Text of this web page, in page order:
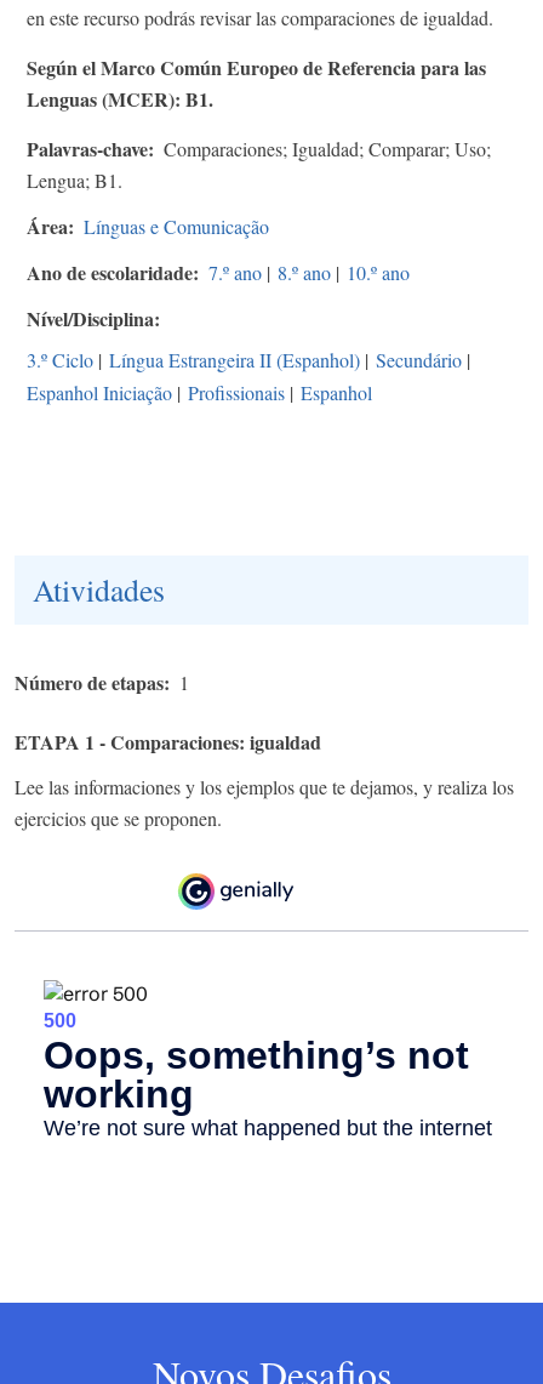
en este recurso podrás revisar las comparaciones de igualdad.
Según el Marco Común Europeo de Referencia para las
Lenguas (MCER): B1.
Palavras-chave
Comparaciones; Igualdad; Comparar; Uso;
Lengua; B1.
Área Línguas e Comunicação
Ano de escolaridade 7.º ano | 8.º ano | 10.º ano
Nível/Disciplina
3.º Ciclo | Língua Estrangeira II (Espanhol) | Secundário |
Espanhol Iniciação | Profissionais | Espanhol
Atividades
Número de etapas 1
ETAPA 1 - Comparaciones: igualdad
Lee las informaciones y los ejemplos que te dejamos, y realiza los
ejercicios que se proponen.